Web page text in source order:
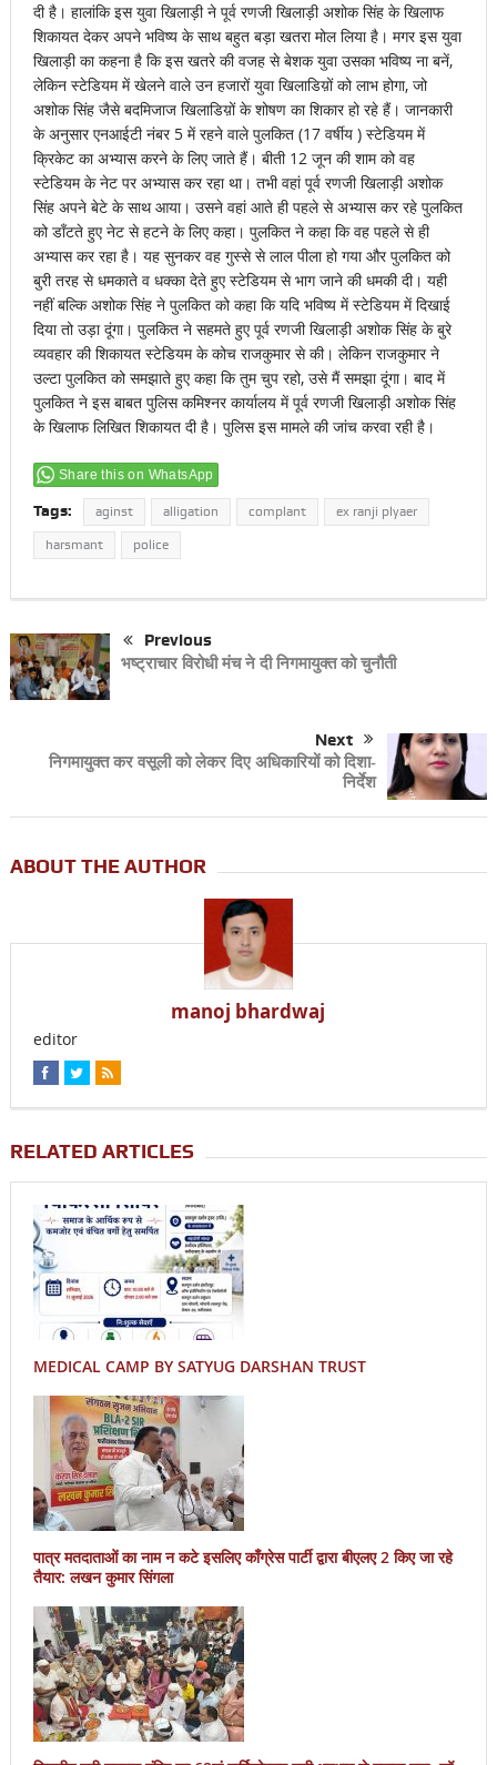
दी है। हालांकि इस युवा खिलाड़ी ने पूर्व रणजी खिलाड़ी अशोक सिंह के खिलाफ
शिकायत देकर अपने भविष्य के साथ बहुत बड़ा खतरा मोल लिया है। मगर इस युवा
खिलाड़ी का कहना है कि इस खतरे की वजह से बेशक युवा उसका भविष्य ना बनें,
लेकिन स्टेडियम में खेलने वाले उन हजारों युवा खिलाडिय़ों को लाभ होगा, जो
अशोक सिंह जैसे बदमिजाज खिलाडिय़ों के शोषण का शिकार हो रहे हैं। जानकारी
के अनुसार एनआईटी नंबर 5 में रहने वाले पुलकित (17 वर्षीय ) स्टेडियम में
क्रिकेट का अभ्यास करने के लिए जाते हैं। बीती 12 जून की शाम को वह
स्टेडियम के नेट पर अभ्यास कर रहा था। तभी वहां पूर्व रणजी खिलाड़ी अशोक
सिंह अपने बेटे के साथ आया। उसने वहां आते ही पहले से अभ्यास कर रहे पुलकित
को डाँटते हुए नेट से हटने के लिए कहा। पुलकित ने कहा कि वह पहले से ही
अभ्यास कर रहा है। यह सुनकर वह गुस्से से लाल पीला हो गया और पुलकित को
बुरी तरह से धमकाते व धक्का देते हुए स्टेडियम से भाग जाने की धमकी दी। यही
नहीं बल्कि अशोक सिंह ने पुलकित को कहा कि यदि भविष्य में स्टेडियम में दिखाई
दिया तो उड़ा दूंगा। पुलकित ने सहमते हुए पूर्व रणजी खिलाड़ी अशोक सिंह के बुरे
व्यवहार की शिकायत स्टेडियम के कोच राजकुमार से की। लेकिन राजकुमार ने
उल्टा पुलकित को समझाते हुए कहा कि तुम चुप रहो, उसे मैं समझा दूंगा। बाद में
पुलकित ने इस बाबत पुलिस कमिश्नर कार्यालय में पूर्व रणजी खिलाड़ी अशोक सिंह
के खिलाफ लिखित शिकायत दी है। पुलिस इस मामले की जांच करवा रही है।
Share this on WhatsApp
Tags: aginst alligation complant ex ranji plyaer
harsmant police
Previous
भष्ट्राचार विरोधी मंच ने दी निगमायुक्त को चुनौती
Next
निगमायुक्त कर वसूली को लेकर दिए अधिकारियों को दिशा-
निर्देश
ABOUT THE AUTHOR
manoj bhardwaj
editor
RELATED ARTICLES
MEDICAL CAMP BY SATYUG DARSHAN TRUST
पात्र मतदाताओं का नाम न कटे इसलिए काँग्रेस पार्टी द्वारा बीएलए 2 किए जा रहे
तैयार: लखन कुमार सिंगला